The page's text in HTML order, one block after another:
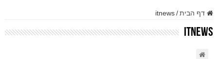
דף הבית /
itnews
itnews